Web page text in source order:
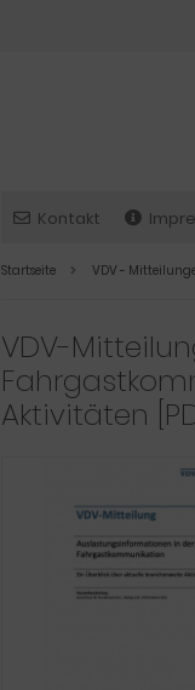
Kontakt
Startseite VDV -
VDV-
Aktivitäten